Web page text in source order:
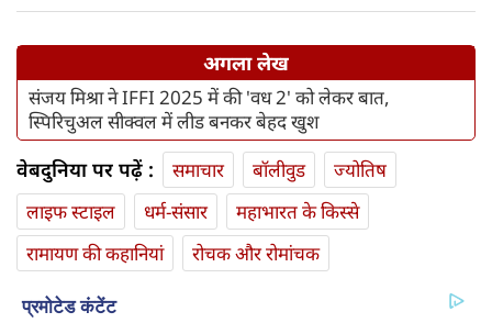
अगला लेख
संजय मिश्रा ने IFFI 2025 में की 'वध 2' को लेकर बात,
स्पिरिचुअल सीक्वल में लीड बनकर बेहद खुश
वेबदुनिया पर पढ़ें : समाचार बॉलीवुड
ज्योतिष
लाइफ स्‍टाइल
धर्म-संसार
महाभारत के किस्से
रामायण की कहानियां
रोचक और रोमांचक